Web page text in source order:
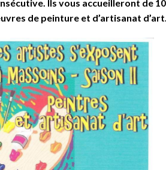
Ils vous accueilleront de
de peinture et d’artisanat d’art.